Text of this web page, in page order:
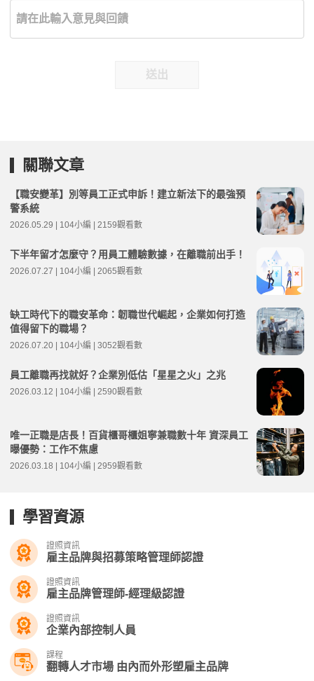
送出
關聯文章
【職安變革】別等員工正式申訴！建立新法下的最強預
警系統
2026.05.29 | 104小編 | 2159觀看數
下半年留才怎麼守？用員工體驗數據，在離職前出手！
2026.07.27 | 104小編 | 2065觀看數
缺工時代下的職安革命：韌職世代崛起，企業如何打造
值得留下的職場？
2026.07.20 | 104小編 | 3052觀看數
員工離職再找就好？企業別低估「星星之火」之兆
2026.03.12 | 104小編 | 2590觀看數
唯一正職是店長！百貨櫃哥櫃姐寧兼職數十年 資深員工
曝優勢：工作不焦慮
2026.03.18 | 104小編 | 2959觀看數
學習資源
證照資訊
雇主品牌與招募策略管理師認證
證照資訊
雇主品牌管理師-經理級認證
證照資訊
企業內部控制人員
課程
翻轉人才市場 由內而外形塑雇主品牌